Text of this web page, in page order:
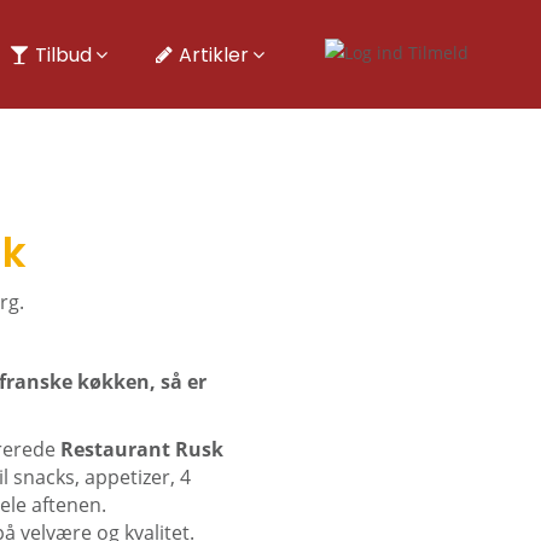
Tilbud Artikler
køkken, så er
Restaurant Rusk
appetizer, 4
aftenen.
velvære og kvalitet.